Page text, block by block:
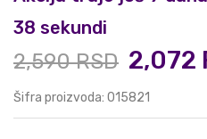
38 sekundi
2,590 RSD 2,072
Šifra proizvoda: 015821